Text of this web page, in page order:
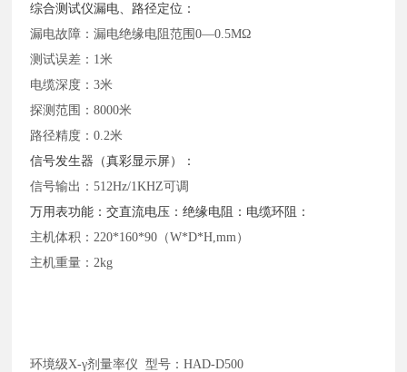
综合测试仪漏电、路径定位：
漏电故障：漏电绝缘电阻范围0—0.5MΩ
测试误差： 1米
电缆深度：3米
探测范围：8000米
路径精度：0.2米
信号发生器（真彩显示屏）：
信号输出：512Hz/1KHZ可调
万用表功能：交直流电压：绝缘电阻：电缆环阻：
主机体积： 220*160*90（W*D*H,mm）
主机重量： 2kg
环境级X-γ剂量率仪 型号：HAD-D500